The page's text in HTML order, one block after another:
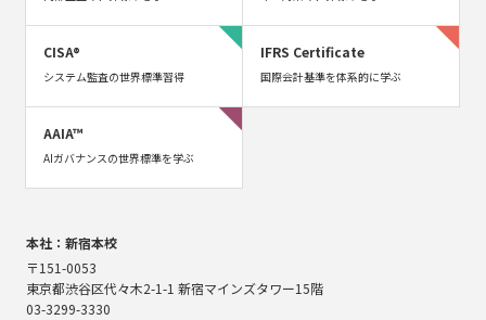
CISA®
システム監査の世界標準習得
IFRS Certificate
国際会計基準を体系的に学ぶ
AAIA™
AIガバナンスの世界標準を学ぶ
本社：新宿本校
〒151-0053
東京都渋谷区代々木2-1-1 新宿マインズタワー15階
03-3299-3330